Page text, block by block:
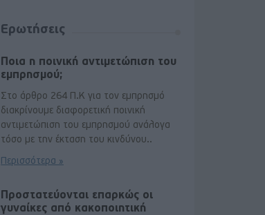
Ερωτήσεις
Ποια η ποινική αντιμετώπιση του
εμπρησμού;
Στο άρθρο 264 Π.Κ για τον εμπρησμό
διακρίνουμε διαφορετική ποινική
αντιμετώπιση του εμπρησμού ανάλογα
τόσο με την έκταση του κινδύνου..
Περισσότερα »
Προστατεύονται επαρκώς οι
γυναίκες από κακοποιητική